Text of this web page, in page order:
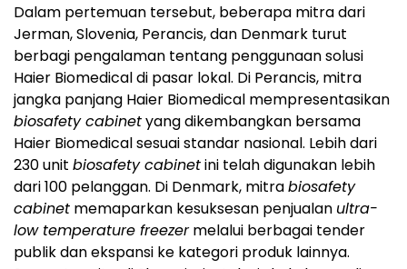
Dalam pertemuan tersebut, beberapa mitra dari
Jerman, Slovenia, Perancis, dan Denmark turut
berbagi pengalaman tentang penggunaan solusi
Haier Biomedical di pasar lokal. Di Perancis, mitra
jangka panjang Haier Biomedical mempresentasikan
biosafety cabinetyang dikembangkan bersama
Haier Biomedical sesuai standar nasional. Lebih dari
230 unit biosafety cabinetini telah digunakan lebih
dari 100 pelanggan. Di Denmark, mitrabiosafety
cabinet memaparkan kesuksesan penjualan ultra-
low temperature freezermelalui berbagai tender
publik dan ekspansi ke kategori produk lainnya.